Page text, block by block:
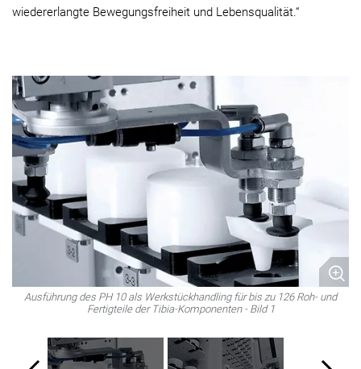
wiedererlangte Bewegungsfreiheit und Lebensqualität.“
Ausführung des PH 10 als Werkstückhandling für bis zu 126 Roh- und
Fertigteile der Tibia-Komponenten - Bild 1